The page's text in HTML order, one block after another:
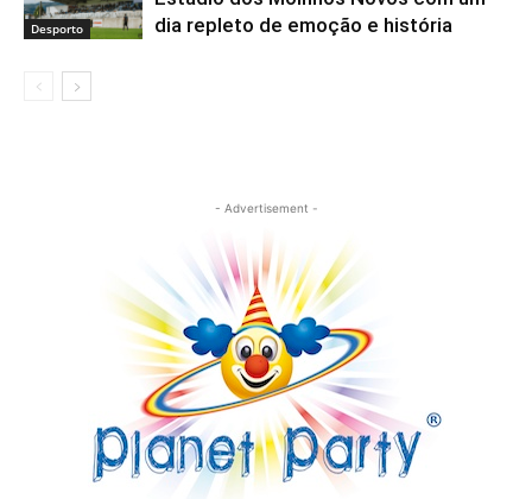
Desporto
dia repleto de emoção e história
- Advertisement -